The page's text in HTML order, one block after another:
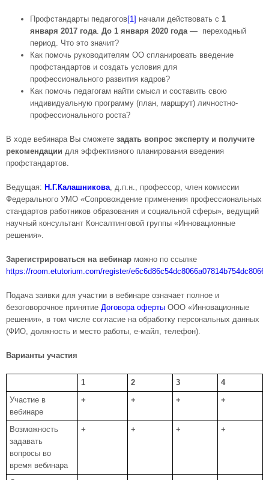
Профстандарты педагогов[1] начали действовать с 1
января 2017 года. До 1 января 2020 года— переходный
период. Что это значит?
Как помочь руководителям ОО спланировать введение
профстандартов и создать условия для
профессионального развития кадров?
Как помочь педагогам найти смысл и составить свою
индивидуальную программу (план, маршрут) личностно-
профессионального роста?
В ходе вебинара Вы сможете задать вопрос эксперту и получите
рекомендации для эффективного планирования введения
профстандартов.
Ведущая: Н.Г.Калашникова, д.п.н., профессор, член комиссии
Федерального УМО «Сопровождение применения профессиональных
стандартов работников образования и социальной сферы», ведущий
научный консультант Консалтинговой группы «Инновационные
решения».
Зарегистрироваться на вебинар можно по ссылке
https://room.etutorium.com/register/
Подача заявки для участии в вебинаре означает полное и
безоговорочное принятие Договора оферты ООО «Инновационные
решения», в том числе согласие на обработку персональных данных
(ФИО, должность и место работы, е-майл, телефон).
Варианты участия
1 2 3
4
Участие в
вебинаре
+ + + +
Возможность
задавать
вопросы во
время вебинара
+ + + +